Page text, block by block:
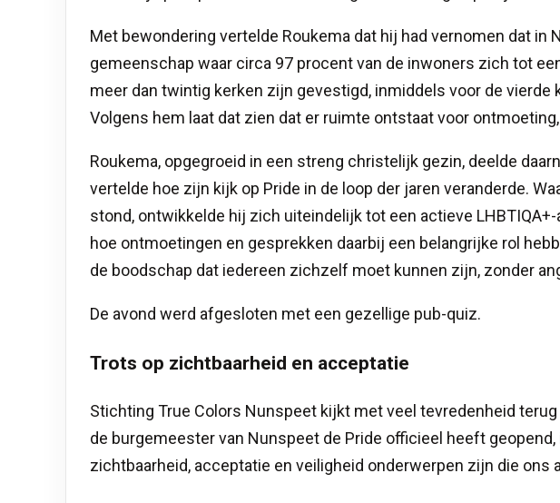
Met bewondering vertelde Roukema dat hij had vernomen dat
gemeenschap waar circa 97 procent van de inwoners zich tot
meer dan twintig kerken zijn gevestigd, inmiddels voor de vierde
Volgens hem laat dat zien dat er ruimte ontstaat voor
Roukema, opgegroeid in een streng christelijk gezin, deelde
vertelde hoe zijn kijk op Pride in de loop der jaren veranderde.
stond, ontwikkelde hij zich uiteindelijk tot een actieve
hoe ontmoetingen en gesprekken daarbij een belangrijke rol
de boodschap dat iedereen zichzelf moet kunnen zijn, zonder
De avond werd afgesloten met een gezellige pub-quiz.
Trots op zichtbaarheid en acceptatie
Stichting True Colors Nunspeet kijkt met veel tevredenheid terug
de burgemeester van Nunspeet de Pride officieel heeft
zichtbaarheid, acceptatie en veiligheid onderwerpen zijn die ons